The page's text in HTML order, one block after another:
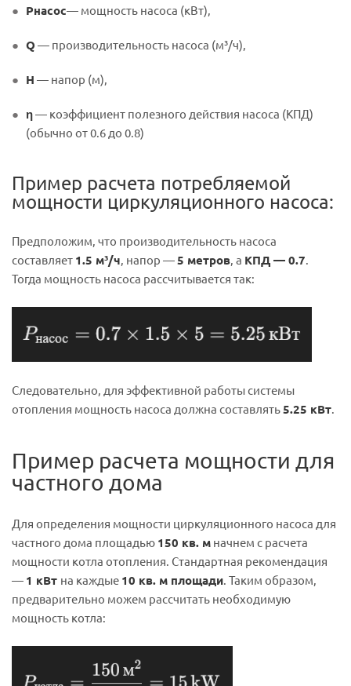
Pнасос— мощность насоса (кВт),
Q — производительность насоса (м³/ч),
H — напор (м),
η— коэффициент полезного действия насоса (КПД)
(обычно от 0.6 до 0.8)
Пример расчета потребляемой
мощности циркуляционного насоса:
Предположим, что производительность насоса
составляет 1.5 м³/ч, напор —5 метров, а КПД — 0.7.
Тогда мощность насоса рассчитывается так:
Следовательно, для эффективной работы системы
отопления мощность насоса должна составлять5.25 кВт.
Пример расчета мощности для
частного дома
Для определения мощности циркуляционного насоса для
частного дома площадью 150 кв. м начнем с расчета
мощности котла отопления. Стандартная рекомендация
— 1 кВт на каждые 10 кв. м площади. Таким образом,
предварительно можем рассчитать необходимую
мощность котла: